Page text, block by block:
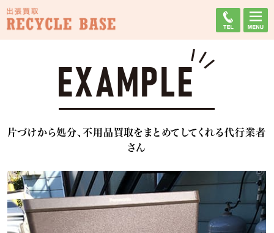
片づけから処分、不用品買取をまとめてしてくれる代行業者
さん